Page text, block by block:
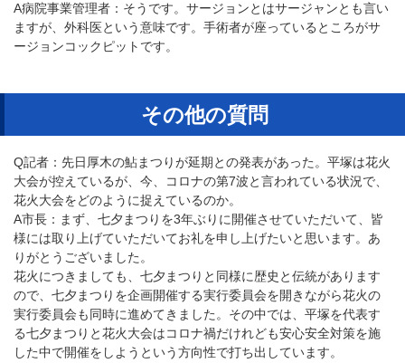
A病院事業管理者：そうです。サージョンとはサージャンとも言い
ますが、外科医という意味です。手術者が座っているところがサ
ージョンコックピットです。
その他の質問
Q記者：先日厚木の鮎まつりが延期との発表があった。平塚は花火
大会が控えているが、今、コロナの第7波と言われている状況で、
花火大会をどのように捉えているのか。
A市長：まず、七夕まつりを3年ぶりに開催させていただいて、皆
様には取り上げていただいてお礼を申し上げたいと思います。あ
りがとうございました。
花火につきましても、七夕まつりと同様に歴史と伝統があります
ので、七夕まつりを企画開催する実行委員会を開きながら花火の
実行委員会も同時に進めてきました。その中では、平塚を代表す
る七夕まつりと花火大会はコロナ禍だけれども安心安全対策を施
した中で開催をしようという方向性で打ち出しています。